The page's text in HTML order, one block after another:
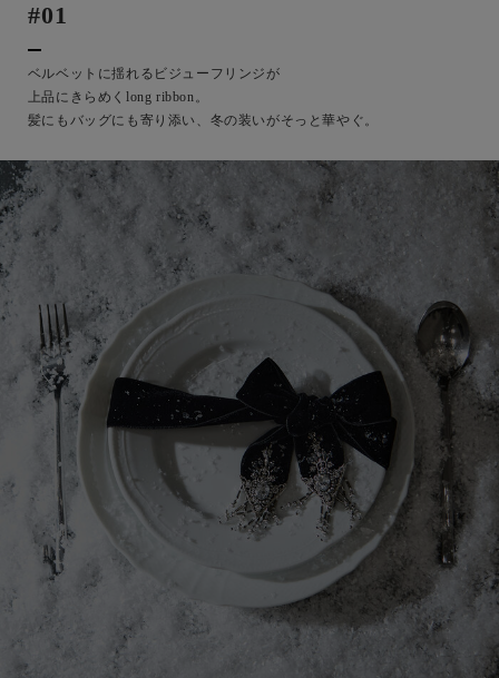
#01
ベルベットに揺れるビジューフリンジが
上品にきらめくlong ribbon。
髪にもバッグにも寄り添い、冬の装いがそっと華やぐ。